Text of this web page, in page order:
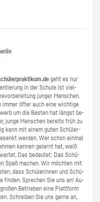
geht es nur
in der Schu­le ist viel­
jun­ger Men­schen.
immer öfter auch eine wich­ti­ge
um die Bes­ten hat längst be­
junge Men­schen be­reits früh zu
kann mit einem guten Schü­ler­
wer­den. Wer schon ein­mal
ken­nen ge­lernt hat, weiß
Das be­deu­tet: Das Schü­
Spaß ma­chen. Wir möch­ten mit
dass Schü­le­rin­nen und Schü­
fin­den. Spre­chen Sie uns an! Au­
Be­trie­ben eine Platt­form
Schrei­ben Sie uns gerne an,